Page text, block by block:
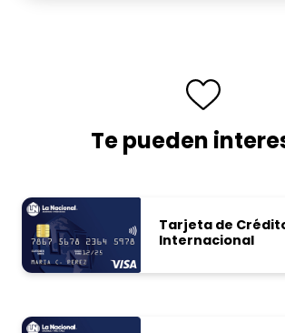
Te pueden
Tarjeta de
Internacional